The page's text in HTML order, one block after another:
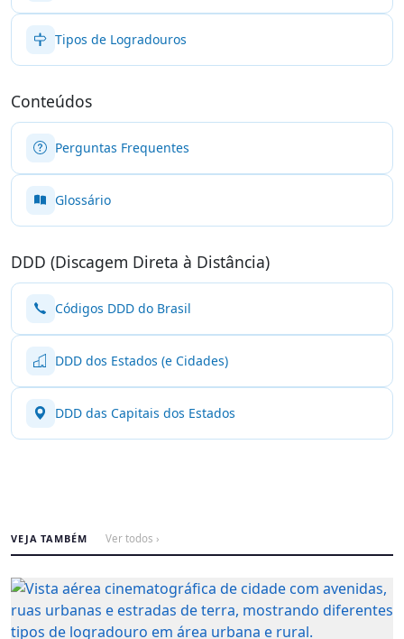
Tipos de Logradouros
Conteúdos
Perguntas Frequentes
Glossário
DDD (Discagem Direta à Distância)
Códigos DDD do Brasil
DDD dos Estados (e Cidades)
DDD das Capitais dos Estados
VEJA TAMBÉM Ver todos ›